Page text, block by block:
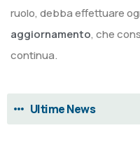
ruolo, debba effettuare
aggiornamento, che
continua.
Ultime News